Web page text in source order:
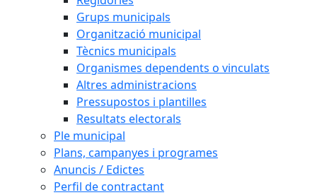
Grups municipals
Organització municipal
Tècnics municipals
Organismes dependents o vinculats
Altres administracions
Pressupostos i plantilles
Resultats electorals
Ple municipal
Plans, campanyes i programes
Anuncis / Edictes
Perfil de contractant